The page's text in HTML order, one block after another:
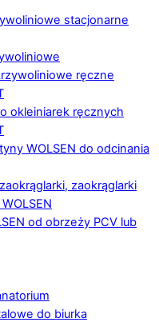
stacjonarne
ręczne
okleiniarek ręcznych
WOLSEN do odcinania
zaokrąglarki
od obrzeży PCV lub
do biurka